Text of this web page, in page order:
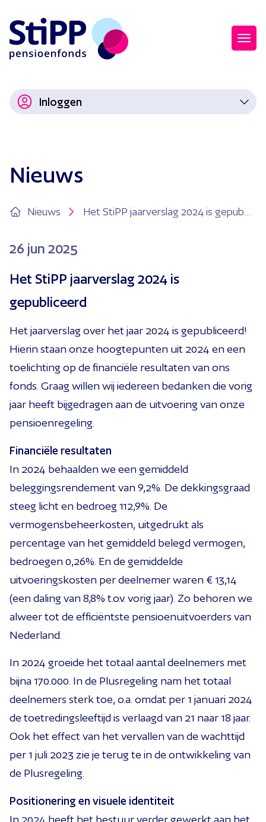
Inloggen
Nieuws
Nieuws Het StiPP jaarverslag 2024 is gepubliceerd
26 jun 2025
Het StiPP jaarverslag 2024 is
gepubliceerd
Het jaarverslag over het jaar 2024 is gepubliceerd!
Hierin staan onze hoogtepunten uit 2024 en een
toelichting op de financiële resultaten van ons
fonds. Graag willen wij iedereen bedanken die vorig
jaar heeft bijgedragen aan de uitvoering van onze
pensioenregeling.
Financiële resultaten
In 2024 behaalden we een gemiddeld
beleggingsrendement van 9,2%. De dekkingsgraad
steeg licht en bedroeg 112,9%. De
vermogensbeheerkosten, uitgedrukt als
percentage van het gemiddeld belegd vermogen,
bedroegen 0,26%. En de gemiddelde
uitvoeringskosten per deelnemer waren € 13,14
(een daling van 8,8% t.o.v. vorig jaar). Zo behoren we
alweer tot de efficiëntste pensioenuitvoerders van
Nederland.
In 2024 groeide het totaal aantal deelnemers met
bijna 170.000. In de Plusregeling nam het totaal
deelnemers sterk toe, o.a. omdat per 1 januari 2024
de toetredingsleeftijd is verlaagd van 21 naar 18 jaar.
Ook het effect van het vervallen van de wachttijd
per 1 juli 2023 zie je terug te in de ontwikkeling van
de Plusregeling.
Positionering en visuele identiteit
In 2024 heeft het bestuur verder gewerkt aan het